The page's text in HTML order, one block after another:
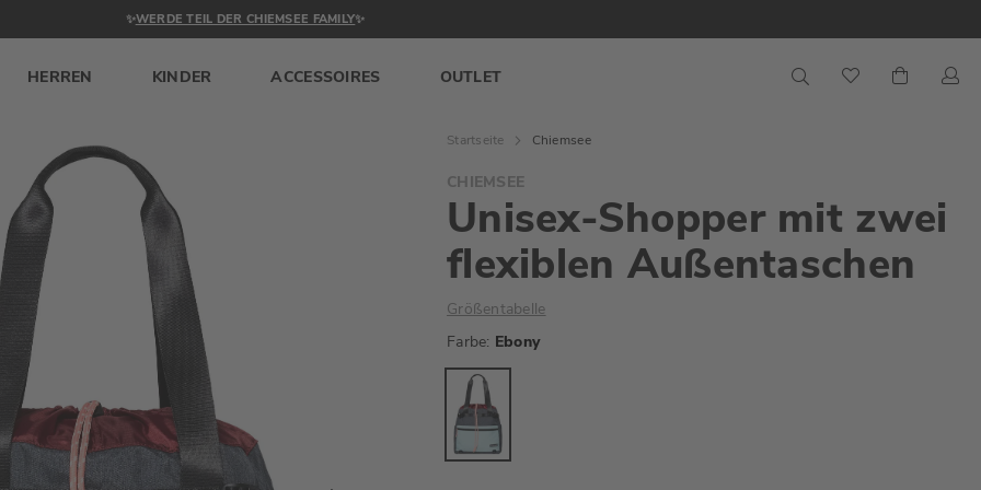
✨WERDE TEIL DER CHIEMSEE FAMILY✨
HERREN KINDER ACCESSOIRES OUTLET
Mein
CHIEMSEE
Unisex-Shopper mit zwei
flexiblen Außentaschen
Größentabelle
Farbe Ebony
Startseite Chiemsee